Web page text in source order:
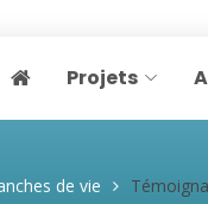
Page home
Projets
de vie Témoignage personnel autour de la